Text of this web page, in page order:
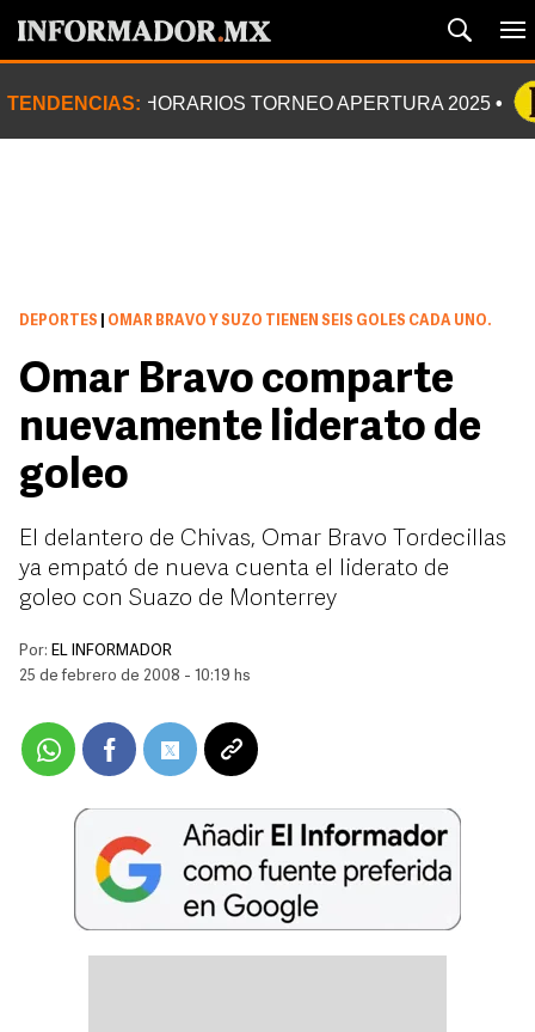
TENDENCIAS: HORARIOS TORNEO APERTURA 2025
DEPORTES OMAR BRAVO Y SUZO TIENEN SEIS GOLES CADA UNO.
Omar Bravo comparte
nuevamente liderato de
goleo
El delantero de Chivas, Omar Bravo Tordecillas
ya empató de nueva cuenta el liderato de
goleo con Suazo de Monterrey
Por: EL INFORMADOR
25 de febrero de 2008 - 10:19 hs